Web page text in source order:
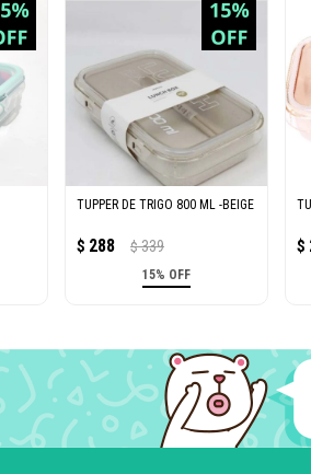
TUPPER DE TRIGO 800 ML -BEIGE
$ 288 $ 339
15% OFF
$